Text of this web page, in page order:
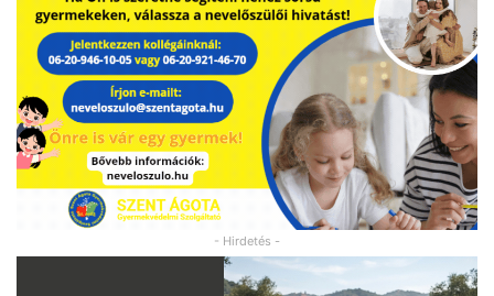
- Hirdetés -